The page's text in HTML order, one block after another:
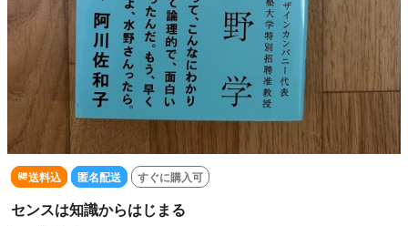
送料込 匿名配送 すぐに購入可
センスは知識からはじまる